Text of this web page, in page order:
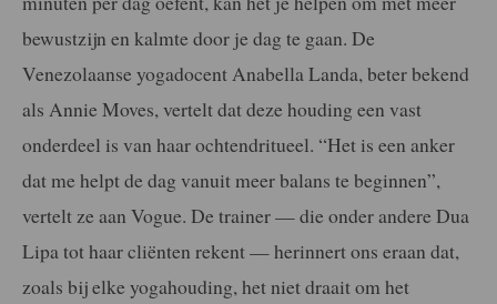
bewustzijn en kalmte door je dag te gaan. De
Venezolaanse yogadocent Anabella Landa, beter bekend
als Annie Moves, vertelt dat deze houding een vast
onderdeel is van haar ochtendritueel. “Het is een anker
dat me helpt de dag vanuit meer balans te beginnen”,
vertelt ze aan Vogue. De trainer — die onder andere Dua
Lipa tot haar cliënten rekent — herinnert ons eraan dat,
zoals bij elke yogahouding, het niet draait om het